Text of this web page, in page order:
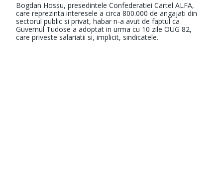
Bogdan Hossu, presedintele Confederatiei Cartel ALFA,
care reprezinta interesele a circa 800.000 de angajati din
sectorul public si privat, habar n-a avut de faptul ca
Guvernul Tudose a adoptat in urma cu 10 zile OUG 82,
care priveste salariatii si, implicit, sindicatele.